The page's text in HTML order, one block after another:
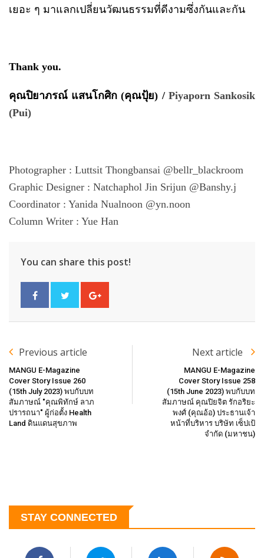
เยอะ ๆ มาแลกเปลี่ยนวัฒนธรรมที่ดีงามซึ่งกันและกัน
Thank you.
คุณปิยาภรณ์ แสนโกศิก (คุณปุ้ย) / Piyaporn Sankosik
(Pui)
Photographer : Luttsit Thongbansai @bellr_blackroom
Graphic Designer : Natchaphol Jin Srijun @Banshy.j
Coordinator : Yanida Nualnoon @yn.noon
Column Writer : Yue Han
You can share this post!
Previous article
MANGU E-Magazine
Cover Story Issue 260
(15th July 2023) พบกับบท
สัมภาษณ์ "คุณพิทักษ์ ลาภ
ปรารถนา" ผู้ก่อตั้ง Health
Land ดินแดนสุขภาพ
Next article
MANGU E-Magazine
Cover Story Issue 258
(15th June 2023) พบกับบท
สัมภาษณ์ คุณปิยจิต รักอริยะ
พงศ์ (คุณอ้อ) ประธานเจ้า
หน้าที่บริหาร บริษัท เซ็ปเป้
จำกัด (มหาชน)
STAY CONNECTED